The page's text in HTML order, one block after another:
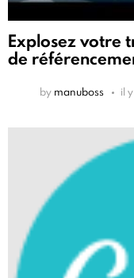
Explosez votre
de
by manuboss il